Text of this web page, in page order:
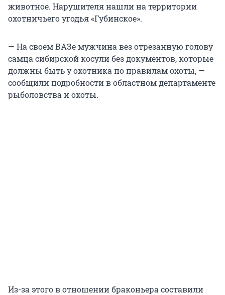
животное. Нарушителя нашли на территории
охотничьего угодья «Губинское».
— На своем ВАЗе мужчина вез отрезанную голову
самца сибирской косули без документов, которые
должны быть у охотника по правилам охоты, —
сообщили подробности в областном департаменте
рыболовства и охоты.
Из-за этого в отношении браконьера составили